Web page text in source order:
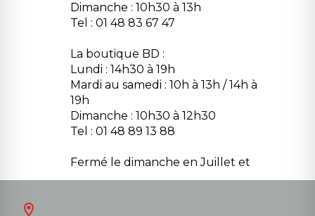
Dimanche : 10h30 à 13h
Tel : 01 48 83 67 47
La boutique BD :
Lundi : 14h30 à 19h
Mardi au samedi : 10h à 13h / 14h à
19h
Dimanche : 10h30 à 12h30
Tel : 01 48 89 13 88
Fermé le dimanche en Juillet et
Août